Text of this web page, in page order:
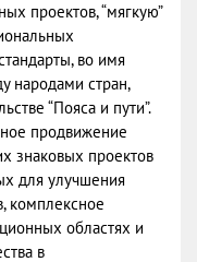
проектов, “мягкую”
во имя
народами стран,
“Пояса и пути”.
продвижение
знаковых проектов
для улучшения
комплексное
областях и
в